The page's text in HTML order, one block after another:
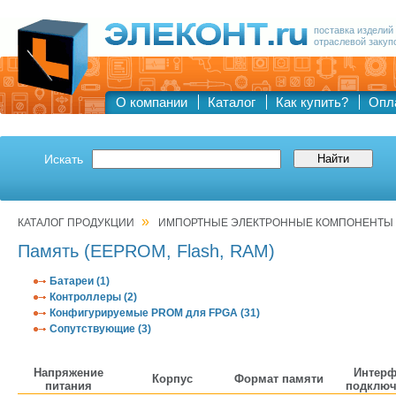
поставка
отраслевой
О компании Каталог Как купить?
Искать
КАТАЛОГ ПРОДУКЦИИ » ИМПОРТНЫЕ ЭЛЕКТРОННЫЕ КОМПОНЕНТЫ
Память (EEPROM, Flash, RAM)
Батареи (1)
Контроллеры (2)
Конфигурируемые PROM для FPGA (31)
Сопутствующие (3)
Напряжение
питания
Корпус Формат памяти